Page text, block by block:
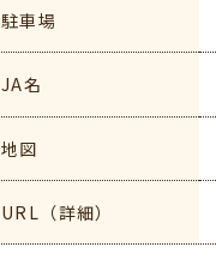
駐車場
JA名
地図
URL（詳細）